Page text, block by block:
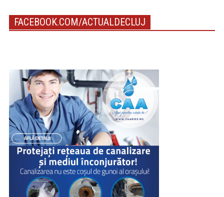
FACEBOOK.COM/ACTUALDECLUJ